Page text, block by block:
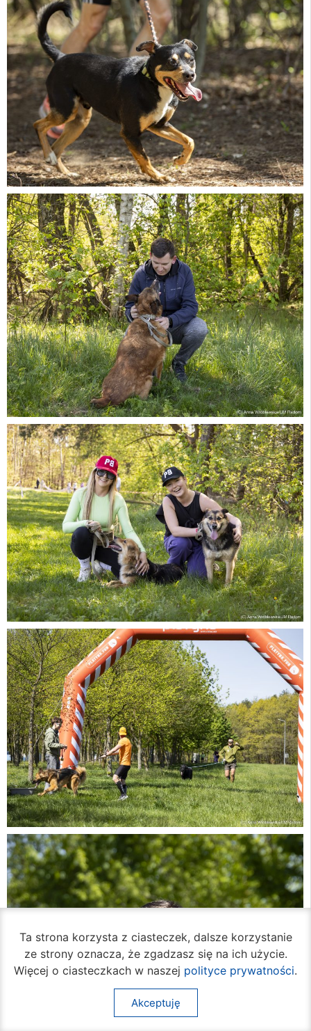
Ta strona korzysta z ciasteczek, dalsze korzystanie
ze strony oznacza, że zgadzasz się na ich użycie.
Więcej o ciasteczkach w naszej polityce prywatności.
Akceptuję